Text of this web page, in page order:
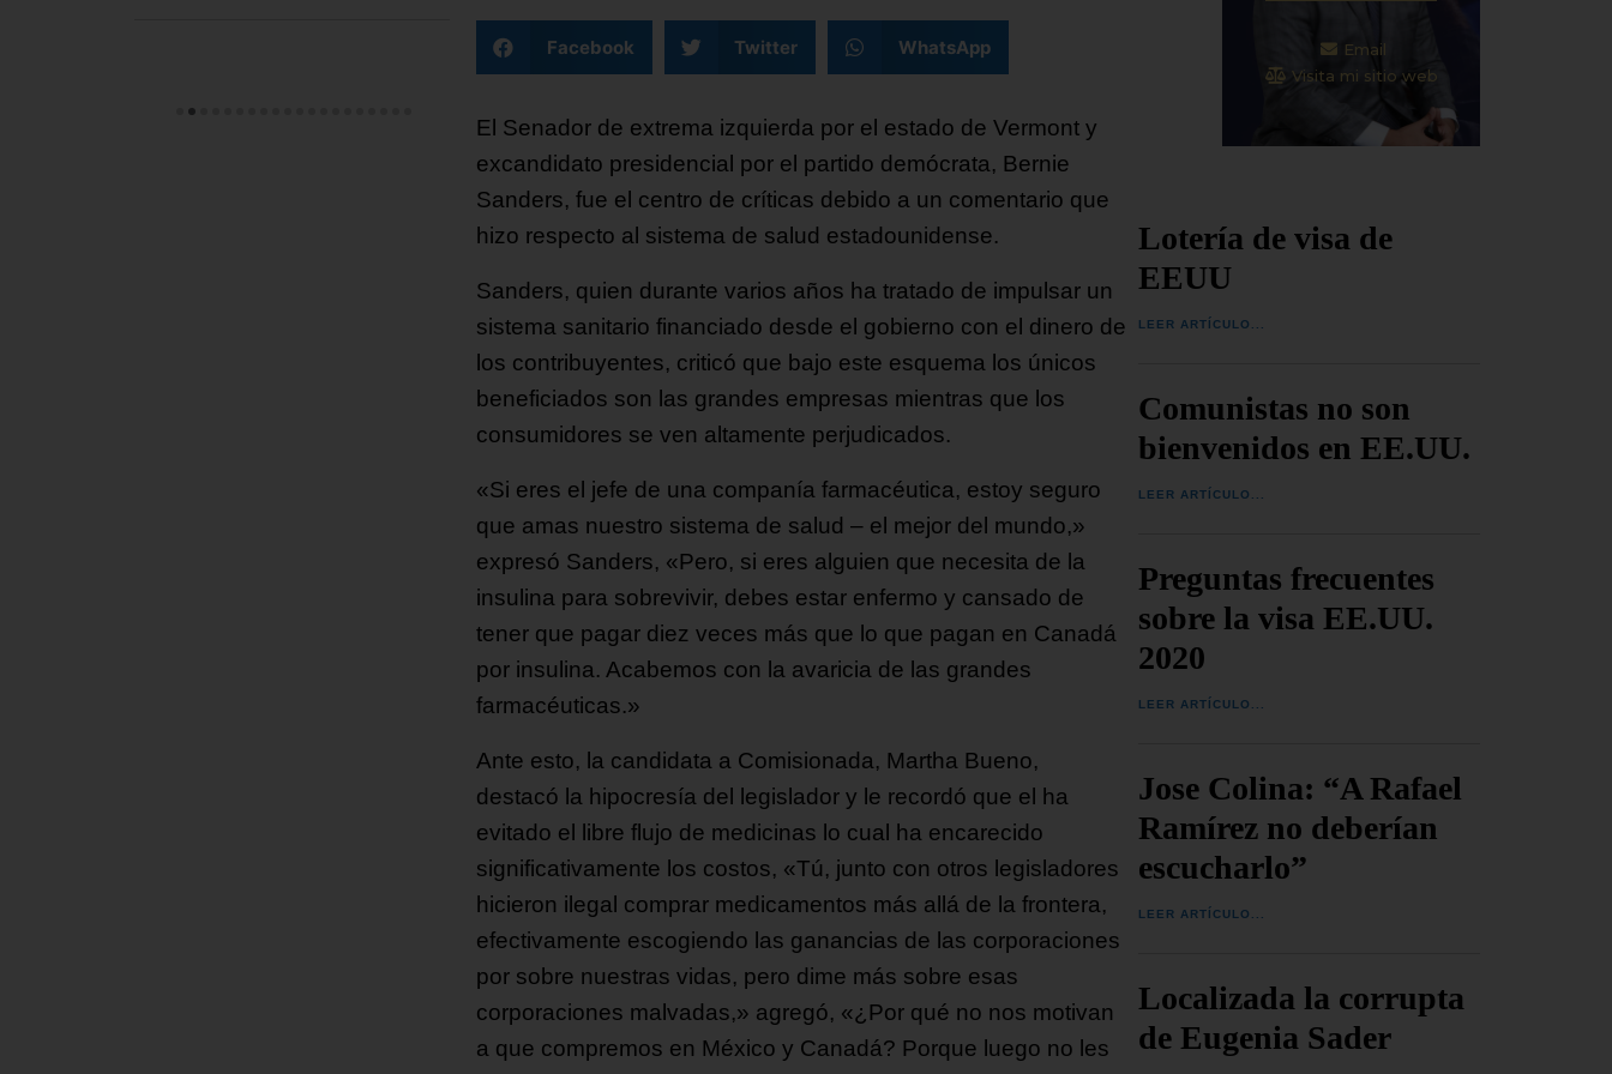
Facebook Twitter WhatsApp
El Senador de extrema izquierda por el estado de Vermont y
excandidato presidencial por el partido demócrata, Bernie
Sanders, fue el centro de críticas debido a un comentario que
hizo respecto al sistema de salud estadounidense.
Sanders, quien durante varios años ha tratado de impulsar un
sistema sanitario financiado desde el gobierno con el dinero de
los contribuyentes, criticó que bajo este esquema los únicos
beneficiados son las grandes empresas mientras que los
consumidores se ven altamente perjudicados.
«Si eres el jefe de una companía farmacéutica, estoy seguro
que amas nuestro sistema de salud – el mejor del mundo,»
expresó Sanders, «Pero, si eres alguien que necesita de la
insulina para sobrevivir, debes estar enfermo y cansado de
tener que pagar diez veces más que lo que pagan en Canadá
por insulina. Acabemos con la avaricia de las grandes
farmacéuticas.»
Ante esto, la candidata a Comisionada, Martha Bueno,
destacó la hipocresía del legislador y le recordó que el ha
evitado el libre flujo de medicinas lo cual ha encarecido
significativamente los costos, «Tú, junto con otros legisladores
hicieron ilegal comprar medicamentos más allá de la frontera,
efectivamente escogiendo las ganancias de las corporaciones
por sobre nuestras vidas, pero dime más sobre esas
corporaciones malvadas,» agregó, «¿Por qué no nos motivan
a que compremos en México y Canadá? Porque luego no les
Email
Visita mi sitio web
Lotería de visa de
EEUU
LEER ARTÍCULO...
Comunistas no son
bienvenidos en EE.UU.
LEER ARTÍCULO...
Preguntas frecuentes
sobre la visa EE.UU.
2020
LEER ARTÍCULO...
Jose Colina: “A Rafael
Ramírez no deberían
escucharlo”
LEER ARTÍCULO...
Localizada la corrupta
de Eugenia Sader